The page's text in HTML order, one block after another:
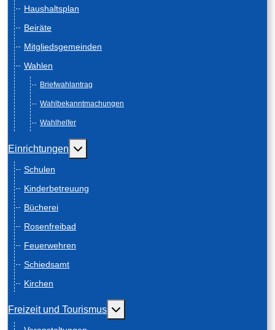
Haushaltsplan
Beiräte
Mitgliedsgemeinden
Wahlen
Briefwahlantrag
Wahlbekanntmachungen
Wahlhelfer
Einrichtungen Weitere Informationen: Einrichtungen
Schulen
Kinderbetreuung
Bücherei
Rosenfreibad
Feuerwehren
Schiedsamt
Kirchen
Freizeit und Tourismus Weitere Informationen: Freizeit und